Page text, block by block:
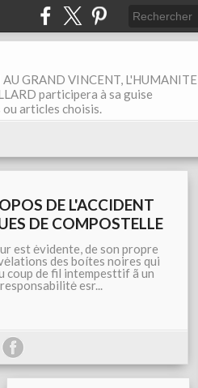
GRAND VINCENT, L'HUMANITE
participera à sa guise
articles choisis.
DE L'ACCIDENT
DE COMPOSTELLE
est ėvidente, de son propre
des boítes noires qui
coup de fil intempesttif ã un
esr...